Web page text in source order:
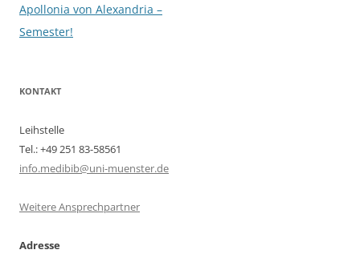
Apollonia von Alexandria –
Semester!
KONTAKT
Leihstelle
Tel.: +49 251 83-58561
info.medibib@uni-muenster.de
Weitere Ansprechpartner
Adresse